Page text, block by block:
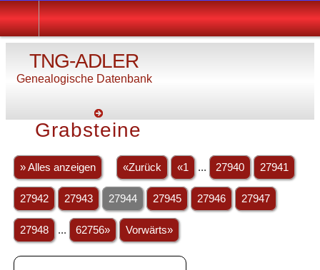
TNG-ADLER
Genealogische Datenbank
Grabsteine
» Alles anzeigen «Zurück «1 ... 27940 27941
27942 27943 27944 27945 27946 27947
27948 ... 62756» Vorwärts»